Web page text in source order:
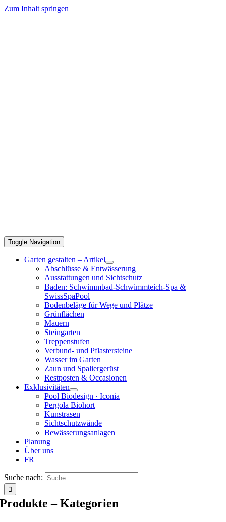
Zum Inhalt springen
Toggle Navigation
Garten gestalten – Artikel
Abschlüsse & Entwässerung
Ausstattungen und Sichtschutz
Baden: Schwimmbad-Schwimmteich-Spa &
SwissSpaPool
Bodenbeläge für Wege und Plätze
Grünflächen
Mauern
Steingarten
Treppenstufen
Verbund- und Pflastersteine
Wasser im Garten
Zaun und Spaliergerüst
Restposten & Occasionen
Exklusivitäten
Pool Biodesign · Iconia
Pergola Biohort
Kunstrasen
Sichtschutzwände
Bewässerungsanlagen
Planung
Über uns
FR
Suche nach:
Produkte – Kategorien